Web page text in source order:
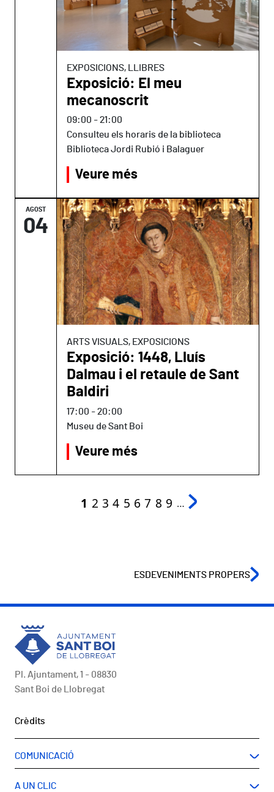
Pàgina actual
1 Page
2 Page
3 Page
4 Page
5 Page
6 Page
7 Page
8 Page
9 …
EXPOSICIONS, LLIBRES
Exposició: El meu
mecanoscrit
09:00 -21:00
Consulteu els horaris de la biblioteca
Biblioteca Jordi Rubió i Balaguer
Veure més
AGOST
04
ARTS VISUALS, EXPOSICIONS
Exposició: 1448, Lluís
Dalmau i el retaule de Sant
Baldiri
17:00 -20:00
Museu de Sant Boi
Veure més
ESDEVENIMENTS PROPERS
Pl. Ajuntament, 1 - 08830
Sant Boi de Llobregat
Peu
Crèdits
COMUNICACIÓ
A UN CLIC